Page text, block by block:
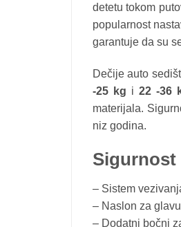
detetu tokom
popularnost
garantuje da su
Dečije auto
-25 kg i22 -36
materijala.
niz godina.
Sigurnost
– Sistem
– Naslon za
– Dodatni bočni